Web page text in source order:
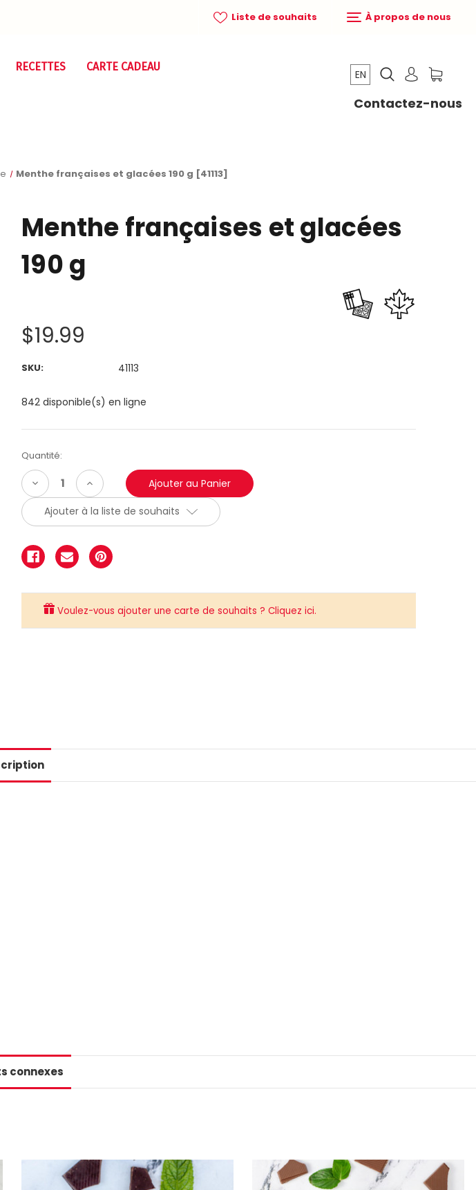
Liste de souhaits À propos de nous
RECETTES CARTE CADEAU
EN
Contactez-nous
Menthe françaises et glacées 190 g [41113]
Menthe françaises et glacées
190 g
$19.99
SKU: 41113
842 disponible(s) en ligne
Quantité:
Diminuer
quantité:
Augmenter
quantité:
Ajouter à la liste de souhaits
Voulez-vous ajouter une carte de souhaits ? Cliquez ici.
connexes
Keep me up to date on news and offers
For more information on how we process your data for marketing communication. Check our Privacy policy.